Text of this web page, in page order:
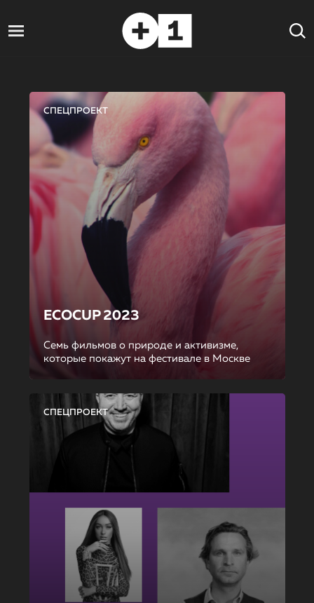
СПЕЦПРОЕКТ
ECOCUP 2023
Семь фильмов о природе и активизме,
которые покажут на фестивале в Москве
СПЕЦПРОЕКТ